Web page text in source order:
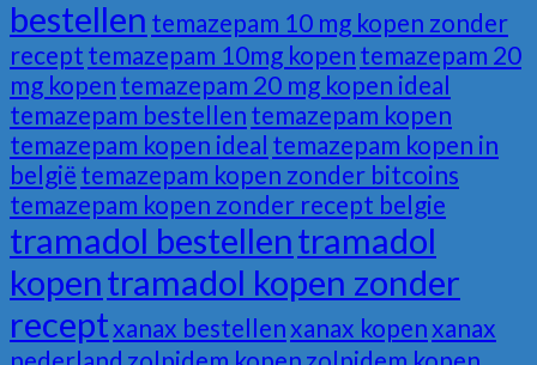
bestellen temazepam 10 mg kopen zonder
recept temazepam 10mg kopen temazepam 20
mg kopen temazepam 20 mg kopen ideal
temazepam bestellen temazepam kopen
temazepam kopen ideal temazepam kopen in
belgië temazepam kopen zonder bitcoins
temazepam kopen zonder recept belgie
tramadol bestellentramadol
kopentramadol kopen zonder
receptxanax bestellenxanax kopenxanax